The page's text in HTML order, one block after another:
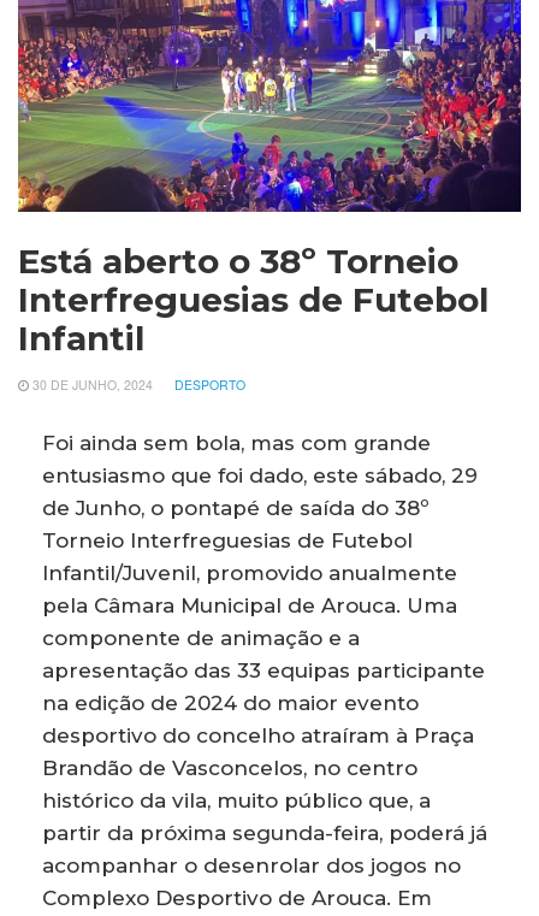
Está aberto o 38º Torneio
Interfreguesias de Futebol
Infantil
30 DE JUNHO, 2024 DESPORTO
Foi ainda sem bola, mas com grande
entusiasmo que foi dado, este sábado, 29
de Junho, o pontapé de saída do 38º
Torneio Interfreguesias de Futebol
Infantil/Juvenil, promovido anualmente
pela Câmara Municipal de Arouca. Uma
componente de animação e a
apresentação das 33 equipas participante
na edição de 2024 do maior evento
desportivo do concelho atraíram à Praça
Brandão de Vasconcelos, no centro
histórico da vila, muito público que, a
partir da próxima segunda-feira, poderá já
acompanhar o desenrolar dos jogos no
Complexo Desportivo de Arouca. Em